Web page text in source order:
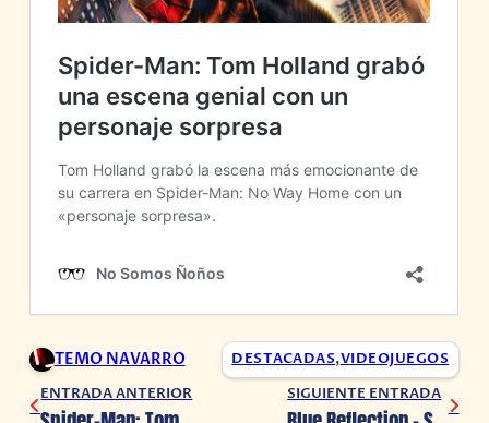
TEMO NAVARRO DESTACADAS,VIDEOJUEGOS
ENTRADA ANTERIOR
SIGUIENTE ENTRADA